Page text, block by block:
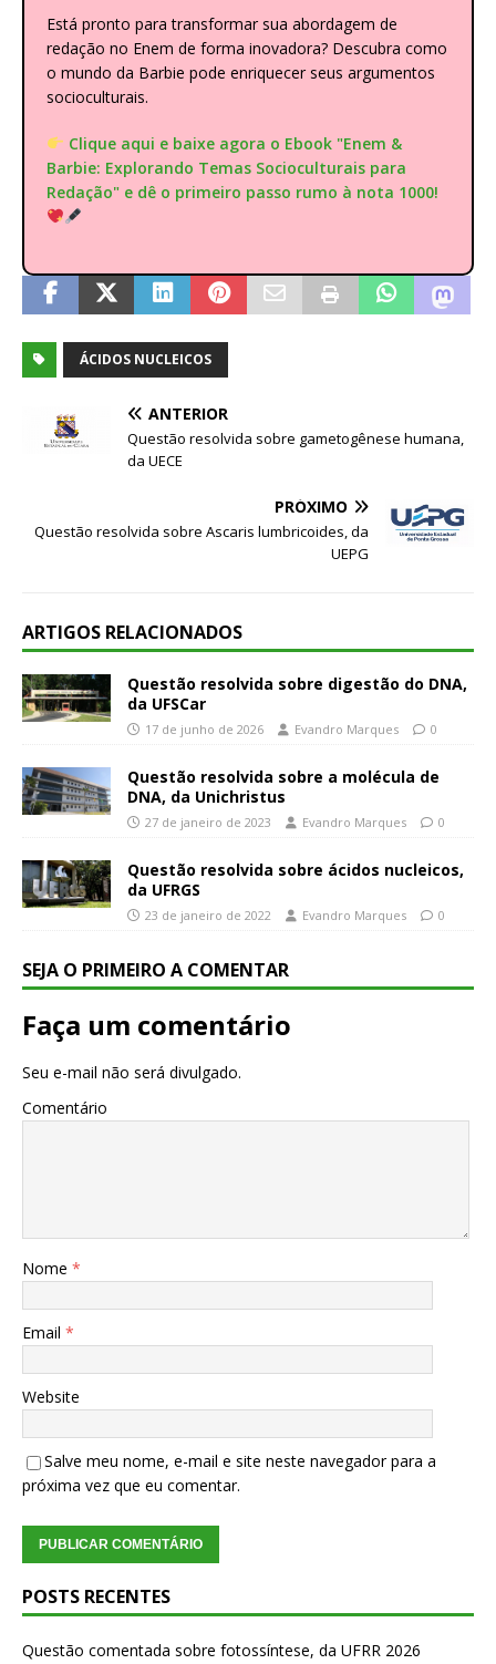
Está pronto para transformar sua abordagem de
redação no Enem de forma inovadora? Descubra como
o mundo da Barbie pode enriquecer seus argumentos
socioculturais.
Clique aqui e baixe agora o Ebook "Enem &
Barbie: Explorando Temas Socioculturais para
Redação" e dê o primeiro passo rumo à nota 1000!
ÁCIDOS NUCLEICOS
ANTERIOR
Questão resolvida sobre gametogênese humana,
da UECE
PRÓXIMO
Questão resolvida sobre Ascaris lumbricoides, da
UEPG
ARTIGOS RELACIONADOS
Questão resolvida sobre digestão do DNA,
da UFSCar
17 de junho de 2026 Evandro Marques 0
Questão resolvida sobre a molécula de
DNA, da Unichristus
27 de janeiro de 2023 Evandro Marques 0
Questão resolvida sobre ácidos nucleicos,
da UFRGS
23 de janeiro de 2022 Evandro Marques 0
SEJA O PRIMEIRO A COMENTAR
Faça um comentário
Seu e-mail não será divulgado.
Comentário
Nome *
Email *
Website
Salve meu nome, e-mail e site neste navegador para a
próxima vez que eu comentar.
POSTS RECENTES
Questão comentada sobre fotossíntese, da UFRR 2026